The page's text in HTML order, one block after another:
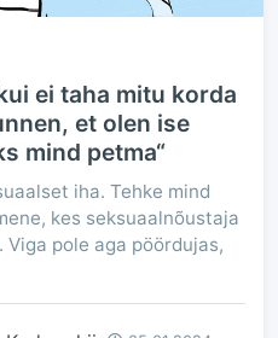
ei taha mitu korda
et olen ise
mind petma“
iha. Tehke mind
kes seksuaalnõustaja
Viga pole aga pöördujas,